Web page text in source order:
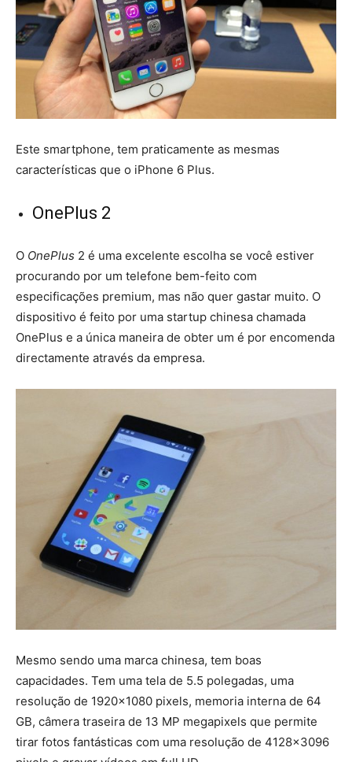
Este smartphone, tem praticamente as mesmas
características que o iPhone 6 Plus.
OnePlus 2
O OnePlus 2 é uma excelente escolha se você estiver
procurando por um telefone bem-feito com
especificações premium, mas não quer gastar muito. O
dispositivo é feito por uma startup chinesa chamada
OnePlus e a única maneira de obter um é por encomenda
directamente através da empresa.
Mesmo sendo uma marca chinesa, tem boas
capacidades. Tem uma tela de 5.5 polegadas, uma
resolução de 1920×1080 pixels, memoria interna de 64
GB, câmera traseira de 13 MP megapixels que permite
tirar fotos fantásticas com uma resolução de 4128×3096